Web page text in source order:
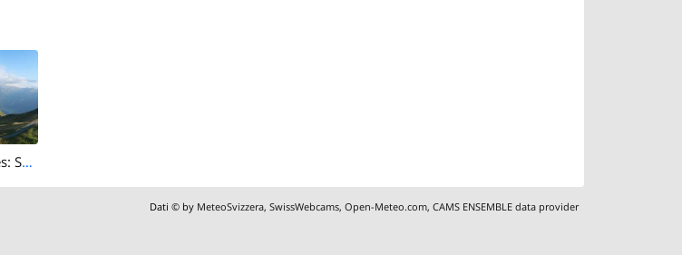
Val de Bagnes: Savoleyres
Dati © by MeteoSvizzera,SwissWebcams,Open-Meteo.com,CAMS ENSEMBLE data provider